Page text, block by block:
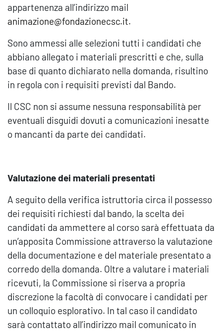
appartenenza all’indirizzo mail
animazione@fondazionecsc.it.
Sono ammessi alle selezioni tutti i candidati che
abbiano allegato i materiali prescritti e che, sulla
base di quanto dichiarato nella domanda, risultino
in regola con i requisiti previsti dal Bando.
Il CSC non si assume nessuna responsabilità per
eventuali disguidi dovuti a comunicazioni inesatte
o mancanti da parte dei candidati.
Valutazione dei materiali presentati
A seguito della verifica istruttoria circa il possesso
dei requisiti richiesti dal bando, la scelta dei
candidati da ammettere al corso sarà effettuata da
un’apposita Commissione attraverso la valutazione
della documentazione e del materiale presentato a
corredo della domanda. Oltre a valutare i materiali
ricevuti, la Commissione si riserva a propria
discrezione la facoltà di convocare i candidati per
un colloquio esplorativo. In tal caso il candidato
sarà contattato all’indirizzo mail comunicato in